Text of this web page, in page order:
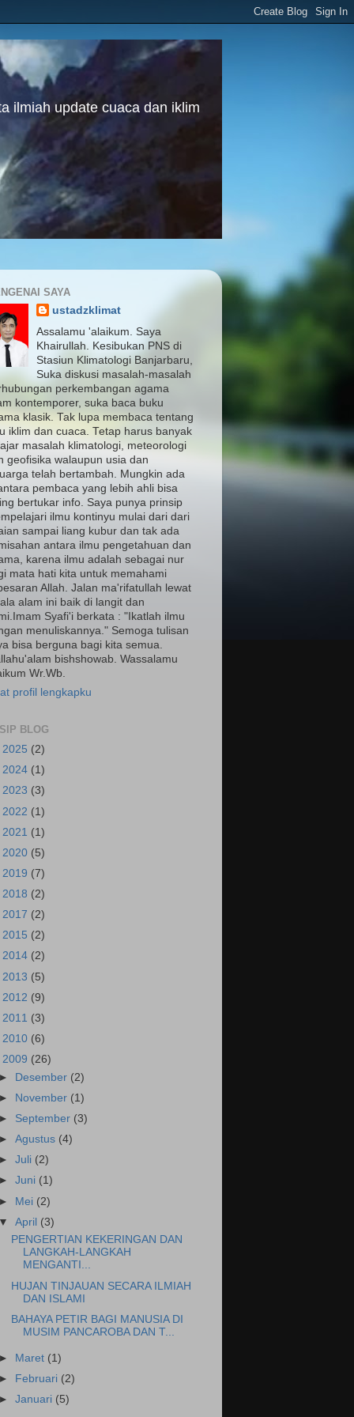
ilmiah update cuaca dan iklim
SAYA
ustadzklimat
Assalamu 'alaikum. Saya
Khairullah. Kesibukan PNS di
Stasiun Klimatologi Banjarbaru,
Suka diskusi masalah-masalah
perkembangan agama
kontemporer, suka baca buku
klasik. Tak lupa membaca tentang
iklim dan cuaca. Tetap harus banyak
masalah klimatologi, meteorologi
geofisika walaupun usia dan
telah bertambah. Mungkin ada
pembaca yang lebih ahli bisa
bertukar info. Saya punya prinsip
ilmu kontinyu mulai dari dari
sampai liang kubur dan tak ada
antara ilmu pengetahuan dan
karena ilmu adalah sebagai nur
mata hati kita untuk memahami
Allah. Jalan ma'rifatullah lewat
alam ini baik di langit dan
Syafi'i berkata : "Ikatlah ilmu
menuliskannya." Semoga tulisan
bisa berguna bagi kita semua.
bishshowab. Wassalamu
Wr.Wb.
profil lengkapku
BLOG
2025 (2)
2024 (1)
2023 (3)
2022 (1)
2021 (1)
2020 (5)
2019 (7)
2018 (2)
2017 (2)
2015 (2)
2014 (2)
2013 (5)
2012 (9)
2011 (3)
2010 (6)
2009 (26)
►
Desember (2)
►
November (1)
► September (3)
► Agustus (4)
► Juli (2)
► Juni (1)
► Mei (2)
▼ April (3)
PENGERTIAN KEKERINGAN DAN
LANGKAH-LANGKAH
MENGANTI...
HUJAN TINJAUAN SECARA ILMIAH
DAN ISLAMI
BAHAYA PETIR BAGI MANUSIA DI
MUSIM PANCAROBA DAN T...
► Maret (1)
► Februari (2)
► Januari (5)